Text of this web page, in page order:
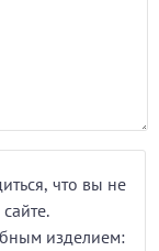
что вы не
изделием: